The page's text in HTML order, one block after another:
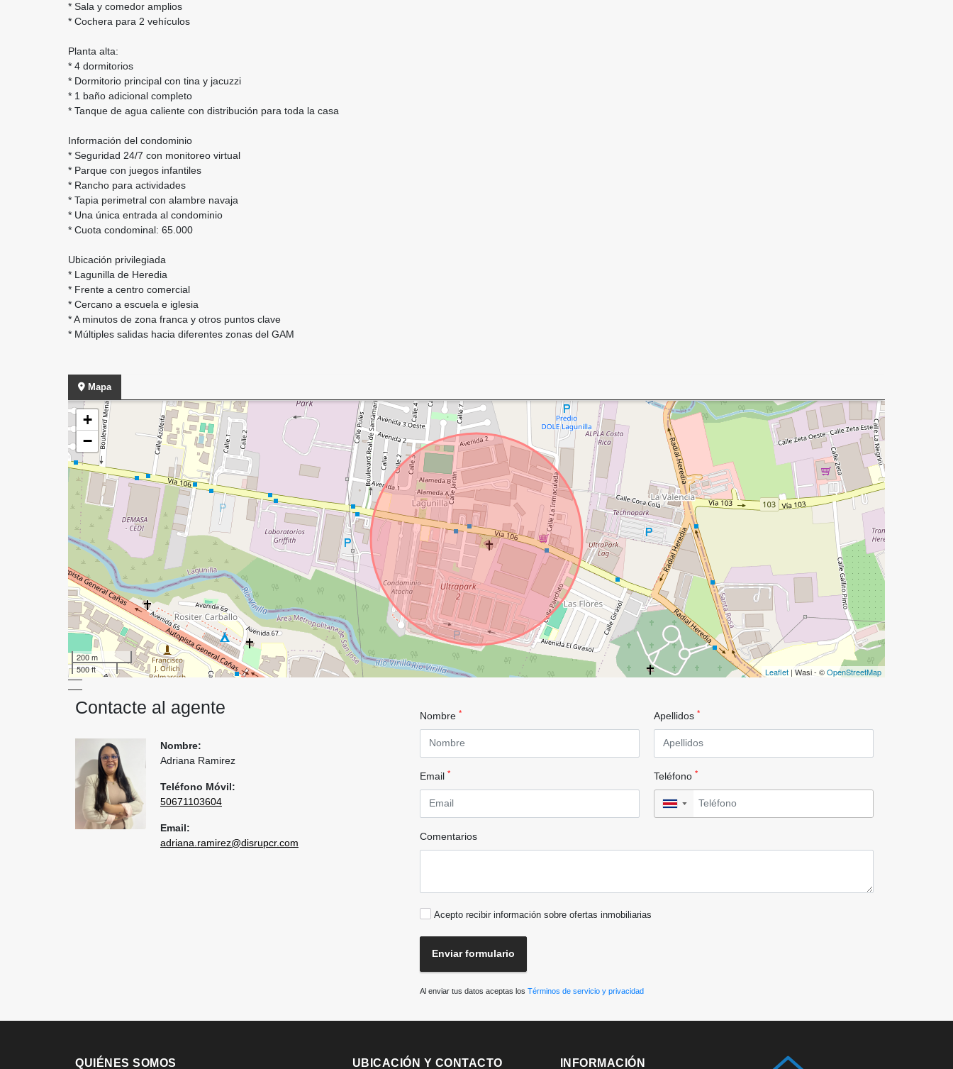
* Sala y comedor amplios
* Cochera para 2 vehículos
Planta alta:
* 4 dormitorios
* Dormitorio principal con tina y jacuzzi
* 1 baño adicional completo
* Tanque de agua caliente con distribución para toda la casa
Información del condominio
* Seguridad 24/7 con monitoreo virtual
* Parque con juegos infantiles
* Rancho para actividades
* Tapia perimetral con alambre navaja
* Una única entrada al condominio
* Cuota condominal: 65.000
Ubicación privilegiada
* Lagunilla de Heredia
* Frente a centro comercial
* Cercano a escuela e iglesia
* A minutos de zona franca y otros puntos clave
* Múltiples salidas hacia diferentes zonas del GAM
Mapa
+
−
200 m
500 ft
Leaflet | Wasi - ©OpenStreetMap
Contacte al agente
Nombre:
Adriana Ramirez
Teléfono Móvil:
50671103604
Email:
adriana.ramirez@disrupcr.com
Nombre * Apellidos *
Email * Teléfono *
▼
Comentarios
Acepto recibir información sobre ofertas inmobiliarias
Enviar formulario
Al enviar tus datos aceptas los Términos de servicio y privacidad
QUIÉNES SOMOS UBICACIÓN Y CONTACTO INFORMACIÓN